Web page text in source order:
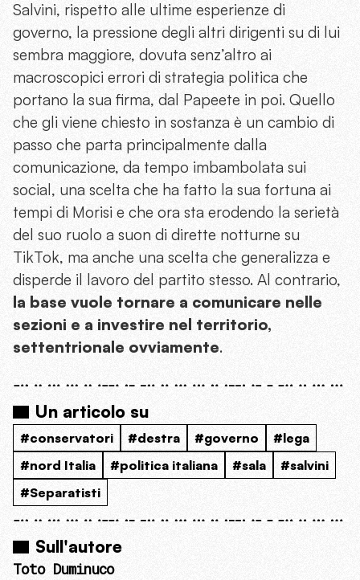
Salvini, rispetto alle ultime esperienze di
governo, la pressione degli altri dirigenti su di lui
sembra maggiore, dovuta senz’altro ai
macroscopici errori di strategia politica che
portano la sua firma, dal Papeete in poi. Quello
che gli viene chiesto in sostanza è un cambio di
passo che parta principalmente dalla
comunicazione, da tempo imbambolata sui
social, una scelta che ha fatto la sua fortuna ai
tempi di Morisi e che ora sta erodendo la serietà
del suo ruolo a suon di dirette notturne su
TikTok, ma anche una scelta che generalizza e
disperde il lavoro del partito stesso. Al contrario,
la base vuole tornare a comunicare nelle
sezioni e a investire nel territorio,
settentrionale ovviamente.
Un articolo su
#conservatori #destra #governo
#lega
#nord Italia
#politica italiana #sala
#salvini
#Separatisti
Sull'autore
Toto Duminuco